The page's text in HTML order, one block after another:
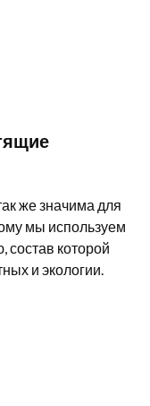
же значима для
мы используем
которой
и экологии.